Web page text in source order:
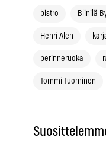
bistro Blinilä
Henri Alen
perinneruoka
Tommi Tuominen